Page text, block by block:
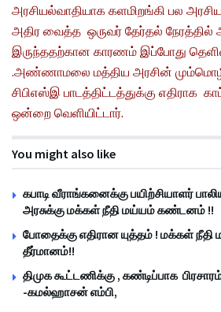
அரசியல்வாதியாக களமிறங்கி பல
அதிர வைத்த ஒருவர் தேர்தல் நேரத்தில்
இருந்ததற்கான காரணம் இப்போது
.அண்ணாமலை மத்திய அரசின்
சிபிஎஸ்இ பாடத்திட்டத்துக்கு எதிராக
ஒன்றை வெளியிட்டார்.
You might also like
கபாடி வீராங்கனைக்கு பயிற்சியாளர்
அரசுக்கு மக்கள் நீதி மய்யம் கண்டனம் !!
போதைக்கு எதிரான யுத்தம் ! மக்கள் நீதி
தீர்மானம்!!
திமுக கூட்டணிக்கு , கண்டிப்பாக
-கமல்ஹாசன் எம்பி,